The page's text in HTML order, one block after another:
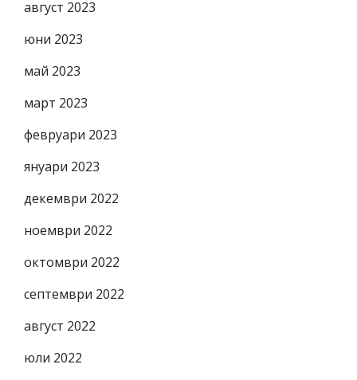
август 2023
юни 2023
май 2023
март 2023
февруари 2023
януари 2023
декември 2022
ноември 2022
октомври 2022
септември 2022
август 2022
юли 2022